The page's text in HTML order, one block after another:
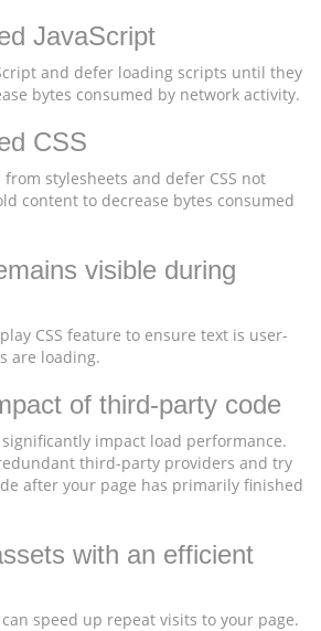
JavaScript
and defer loading scripts until they
bytes consumed by network activity.
CSS
stylesheets and defer CSS not
content to decrease bytes consumed
visible during
CSS feature to ensure text is user-
are loading.
of third-party code
impact load performance.
third-party providers and try
after your page has primarily finished
with an efficient
speed up repeat visits to your page.